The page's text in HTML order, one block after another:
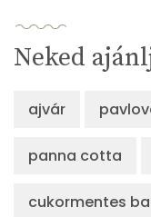
Neked
ajvár
panna cotta
cukormentes